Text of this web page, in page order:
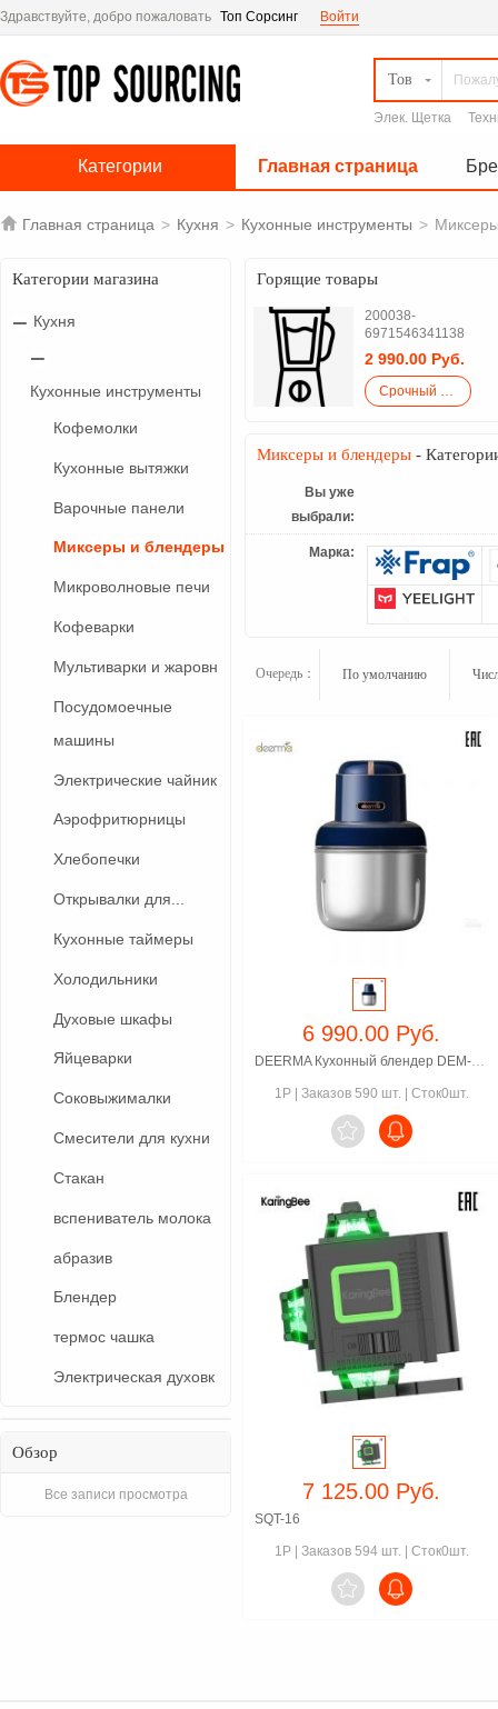
Здравствуйте, добро пожаловать Топ Сорсинг Войти
Тов
Элек. Щетка
Категории Главная страница
 Главная страница > Кухня > Кухонные инструменты >
Категории магазина
Кухня
Кухонные инструменты
Кофемолки
Кухонные вытяжки
Варочные панели
Миксеры и блендеры
Микроволновые печи
Кофеварки
Мультиварки и жаровн
Посудомоечные
машины
Электрические чайник
Аэрофритюрницы
Хлебопечки
Открывалки для...
Кухонные таймеры
Холодильники
Духовые шкафы
Яйцеварки
Соковыжималки
Смесители для кухни
Стакан
вспениватель молока
абразив
Блендер
термос чашка
Электрическая духовк
Обзор
Все записи просмотра
Горящие товары
200038-
6971546341138
2 990.00 Руб.
Срочный закупка
Миксеры и блендеры -
Вы уже
выбрали:
Марка:
Очередь： По умолчанию
6 990.00 Руб.
DEERMA Кухонный блендер DEM-JR08
1P| Заказов 590 шт.| Сток0шт.

7 125.00 Руб.
SQT-16
1P| Заказов 594 шт.| Сток0шт.
